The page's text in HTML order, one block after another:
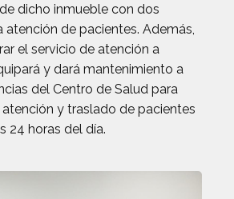
dicho inmueble con dos
atención de pacientes. Además,
el servicio de atención a
y dará mantenimiento a
del Centro de Salud para
y traslado de pacientes
24 horas del día.